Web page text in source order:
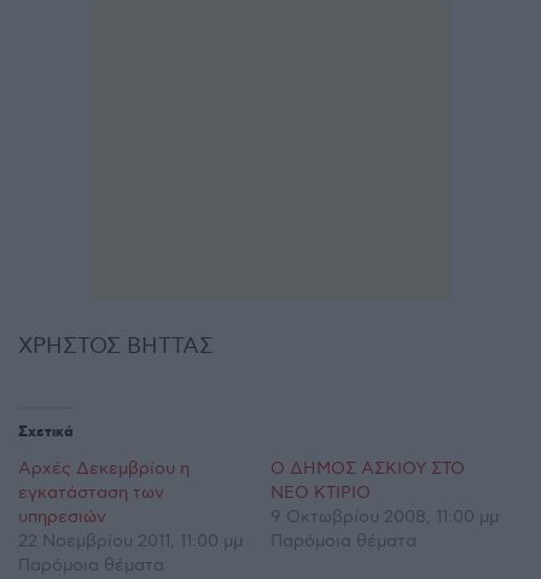
ΧΡΗΣΤΟΣ ΒΗΤΤΑΣ
Σχετικά
Αρχές Δεκεμβρίου η
εγκατάσταση των
υπηρεσιών
22 Νοεμβρίου 2011, 11:00 μμ
Παρόμοια θέματα
Ο ΔΗΜΟΣ ΑΣΚΙΟΥ ΣΤΟ
ΝΕΟ ΚΤΙΡΙΟ
9 Οκτωβρίου 2008, 11:00 μμ
Παρόμοια θέματα